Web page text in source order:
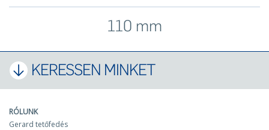
110 mm
KERESSEN MINKET
RÓLUNK
Gerard tetőfedés